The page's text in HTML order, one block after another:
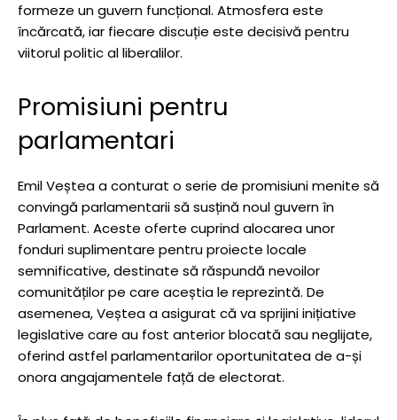
formeze un guvern funcțional. Atmosfera este
încărcată, iar fiecare discuție este decisivă pentru
viitorul politic al liberalilor.
Promisiuni pentru
parlamentari
Emil Veștea a conturat o serie de promisiuni menite să
convingă parlamentarii să susțină noul guvern în
Parlament. Aceste oferte cuprind alocarea unor
fonduri suplimentare pentru proiecte locale
semnificative, destinate să răspundă nevoilor
comunităților pe care aceștia le reprezintă. De
asemenea, Veștea a asigurat că va sprijini inițiative
legislative care au fost anterior blocată sau neglijate,
oferind astfel parlamentarilor oportunitatea de a-și
onora angajamentele față de electorat.